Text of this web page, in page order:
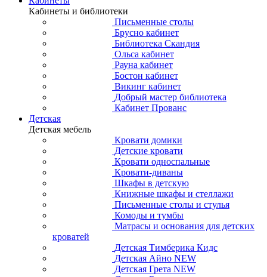
Кабинеты и библиотеки
Письменные столы
Брусно кабинет
Библиотека Скандия
Ольса кабинет
Рауна кабинет
Бостон кабинет
Викинг кабинет
Добрый мастер библиотека
Кабинет Прованс
Детская
Детская мебель
Кровати домики
Детские кровати
Кровати односпальные
Кровати-диваны
Шкафы в детскую
Книжные шкафы и стеллажи
Письменные столы и стулья
Комоды и тумбы
Матрасы и основания для детских
кроватей
Детская Тимберика Кидс
Детская Айно NEW
Детская Грета NEW